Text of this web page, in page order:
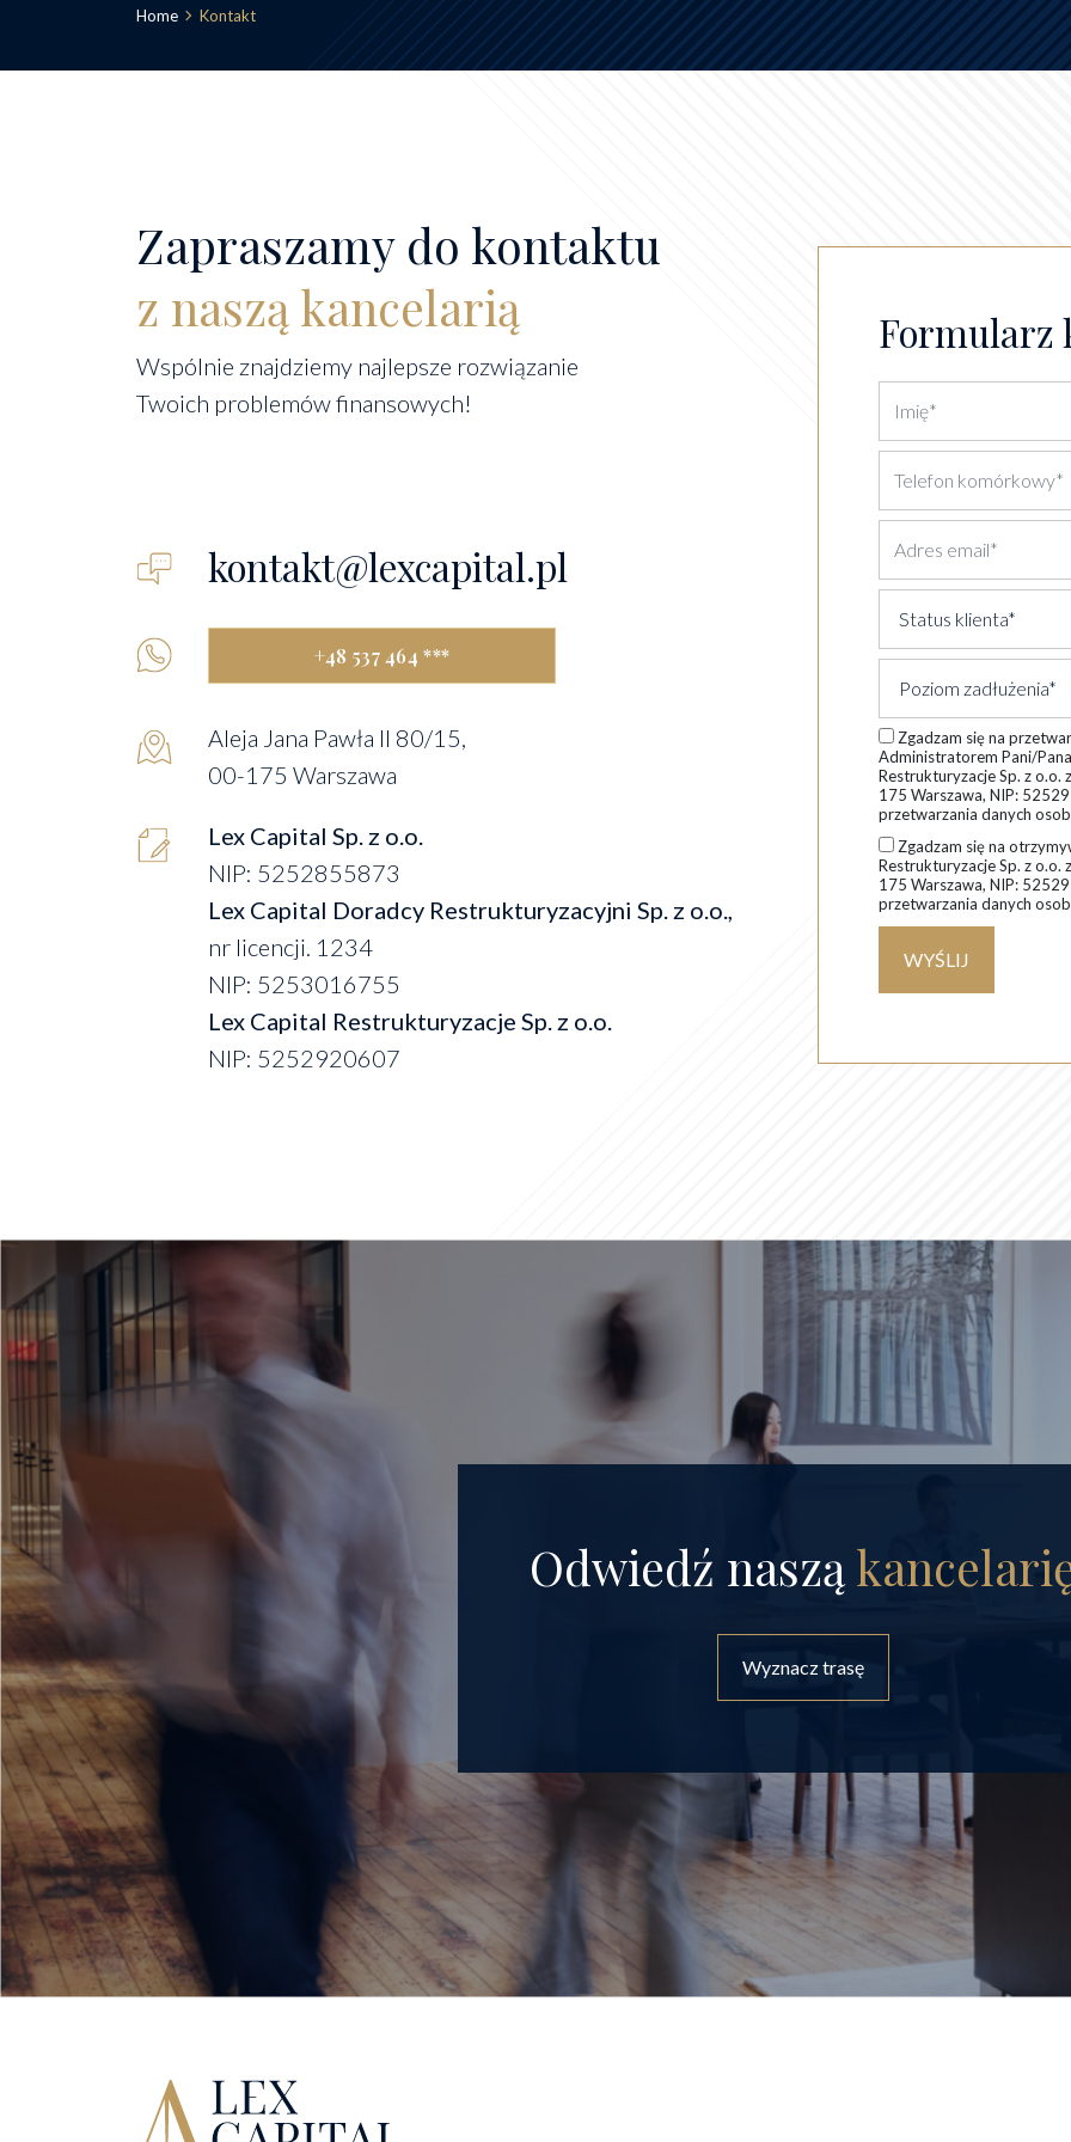
Home Kontakt
Zapraszamy do kontaktu
z naszą kancelarią
Wspólnie znajdziemy najlepsze rozwiązanie
Twoich problemów finansowych!
kontakt@lexcapital.pl
+48 537 464 ***
Aleja Jana Pawła II 80/15,
00-175 Warszawa
Lex Capital Sp. z o.o.
NIP: 5252855873
Lex Capital Doradcy Restrukturyzacyjni Sp. z o.o.,
nr licencji. 1234
NIP: 5253016755
Lex Capital Restrukturyzacje Sp. z o.o.
NIP: 5252920607
Formularz
Zgadzam się na
Administratorem Pani/
Restrukturyzacje Sp. z o.o.
175 Warszawa, NIP:
przetwarzania danych
Zgadzam się na
Restrukturyzacje Sp. z o.o.
175 Warszawa, NIP:
przetwarzania danych
WYŚLIJ
Odwiedź naszą
Wyznacz trasę